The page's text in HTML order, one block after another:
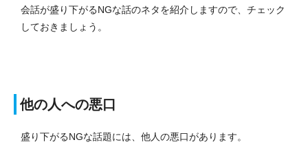
会話が盛り下がるNGな話のネタを紹介しますので、チェック
しておきましょう。
他の人への悪口
盛り下がるNGな話題には、他人の悪口があります。